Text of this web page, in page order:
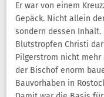
Er war von einem
Gepäck. Nicht allein
sondern dessen
Blutstropfen Christi
Pilgerstrom nicht mehr
der Bischof enorm
Bauvorhaben in